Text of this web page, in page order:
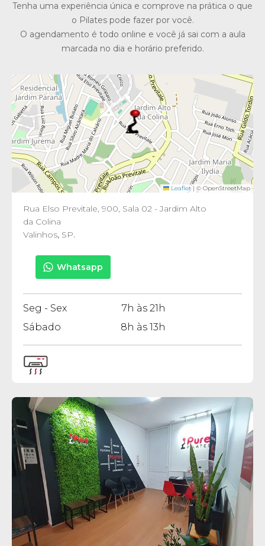
Tenha uma experiência única e comprove na prática o que
o Pilates pode fazer por você.
O agendamento é todo online e você já sai com a aula
marcada no dia e horário preferido.
Leaflet | © OpenStreetMap
Rua Elso Previtale, 900, Sala 02 - Jardim Alto
da Colina
Valinhos, SP.
Whatsapp
Seg - Sex
7h às 21h
Sábado
8h às 13h